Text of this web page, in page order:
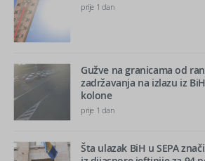
prije 1 dan
Gužve na granicama od
zadržavanja na izlazu iz
kolone
prije 1 dan
Šta ulazak BiH u SEPA